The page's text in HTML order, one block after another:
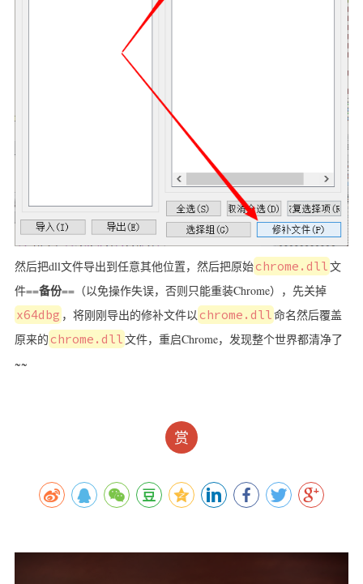
然后把dll文件导出到任意其他位置，然后把原始chrome.dll文
件==备份==（以免操作失误，否则只能重装Chrome），先关掉
x64dbg ，将刚刚导出的修补文件以chrome.dll命名然后覆盖
原来的chrome.dll文件，重启Chrome，发现整个世界都清净了
~~
赏